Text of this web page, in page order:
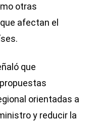
otras
afectan el
que
orientadas a
y reducir la